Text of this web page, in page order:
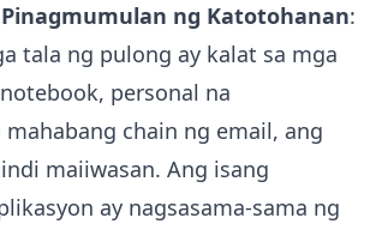
ng Katotohanan:
tala ng pulong ay kalat sa mga
personal na
chain ng email, ang
maiiwasan. Ang isang
ay nagsasama-sama ng